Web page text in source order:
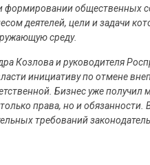
формировании общественных
деятелей, цели и задачи
среду.
Козлова и руководителя
инициативу по отмене
Бизнес уже
права, но и
требований